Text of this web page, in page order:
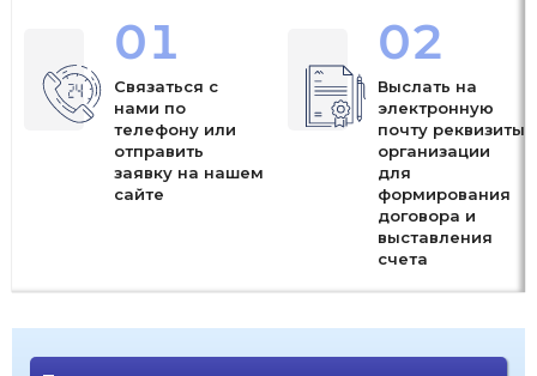
01
Связаться с
нами по
телефону или
отправить
заявку на нашем
сайте
02
Выслать на
электронную
почту реквизиты
организации
для
формирования
договора и
выставления
счета